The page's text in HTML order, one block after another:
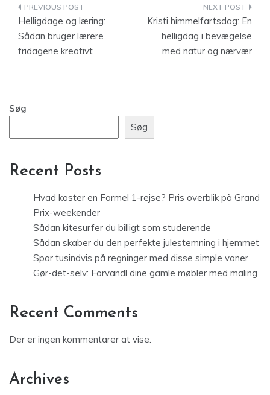
Indlægsnavigation
Helligdage og læring:
Sådan bruger lærere
fridagene kreativt
Kristi himmelfartsdag: En
helligdag i bevægelse
med natur og nærvær
Søg
Søg
Recent Posts
Hvad koster en Formel 1-rejse? Pris overblik på Grand
Prix-weekender
Sådan kitesurfer du billigt som studerende
Sådan skaber du den perfekte julestemning i hjemmet
Spar tusindvis på regninger med disse simple vaner
Gør-det-selv: Forvandl dine gamle møbler med maling
Recent Comments
Der er ingen kommentarer at vise.
Archives